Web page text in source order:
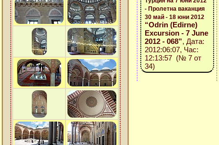
- Пролетна ваканция
30 май - 18 юни 2012
“Odrin (Edirne)
Excursion - 7 June
2012 - 068”, Дата:
2012:06:07, Час:
12:13:57 (№ 7 от
34)